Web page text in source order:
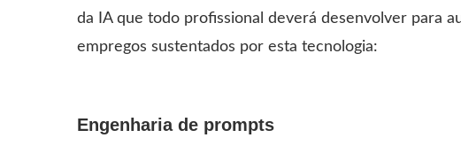
da IA que todo profissional deverá desenvolver para
empregos sustentados por esta tecnologia:
Engenharia de prompts